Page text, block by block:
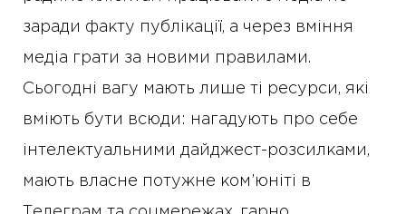
заради факту публікації, а через вміння
медіа грати за новими правилами.
Сьогодні вагу мають лише ті ресурси, які
вміють бути всюди: нагадують про себе
інтелектуальними дайджест-розсилками,
мають власне потужне ком’юніті в